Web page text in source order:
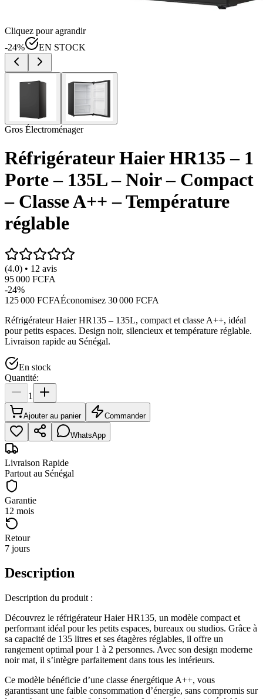
Cliquez pour agrandir
-24% EN STOCK
Gros Électroménager
Réfrigérateur Haier HR135 – 1
Porte – 135L – Noir – Compact
– Classe A++ – Température
réglable
(4.0) • 12 avis
95 000 FCFA
-24%
125 000 FCFAÉconomisez 30 000 FCFA
Réfrigérateur Haier HR135 – 135L, compact et classe A++, idéal
pour petits espaces. Design noir, silencieux et température réglable.
Livraison rapide au Sénégal.
En stock
Quantité:
1
Ajouter au panier Commander
WhatsApp
Livraison Rapide
Partout au Sénégal
Garantie
12 mois
Retour
7 jours
Description
Description du produit :
Découvrez le réfrigérateur Haier HR135, un modèle compact et
performant idéal pour les petits espaces, bureaux ou studios. Grâce à
sa capacité de 135 litres et ses étagères réglables, il offre un
rangement optimal pour 1 à 2 personnes. Avec son design moderne
noir mat, il s’intègre parfaitement dans tous les intérieurs.
Ce modèle bénéficie d’une classe énergétique A++, vous
garantissant une faible consommation d’énergie, sans compromis sur